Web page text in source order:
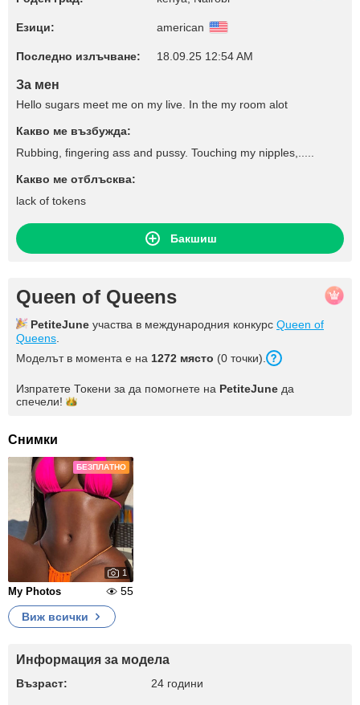
Езици: american
Последно излъчване: 18.09.25 12:54 AM
За мен
Hello sugars meet me on my live. In the my room alot
Какво ме възбужда:
Rubbing, fingering ass and pussy. Touching my nipples,.....
Какво ме отблъсква:
lack of tokens
Бакшиш
Queen of Queens
PetiteJune участва в международния конкурс Queen of
Queens
Моделът в момента е на 1272 място (0 точки).
Изпратете Токени за да помогнете на PetiteJune да
спечели!
Снимки
БЕЗПЛАТНО
1
My Photos
55
Виж всички
Информация за модела
Възраст: 24 години